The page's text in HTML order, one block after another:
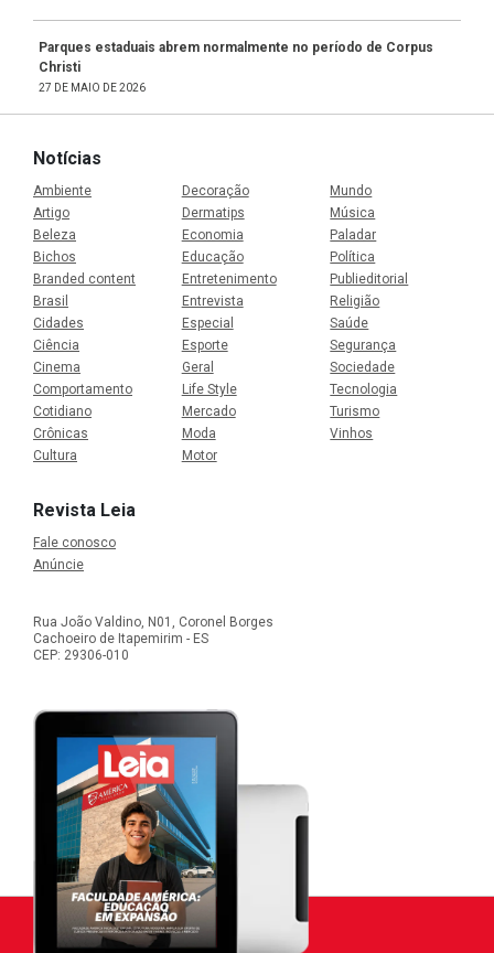
Parques estaduais abrem normalmente no período de Corpus
Christi
27 DE MAIO DE 2026
Notícias
Ambiente
Artigo
Beleza
Bichos
Branded content
Brasil
Cidades
Ciência
Cinema
Comportamento
Cotidiano
Crônicas
Cultura
Decoração
Dermatips
Economia
Educação
Entretenimento
Entrevista
Especial
Esporte
Geral
Life Style
Mercado
Moda
Motor
Mundo
Música
Paladar
Política
Publieditorial
Religião
Saúde
Segurança
Sociedade
Tecnologia
Turismo
Vinhos
Revista Leia
Fale conosco
Anúncie
Rua João Valdino, N01, Coronel Borges
Cachoeiro de Itapemirim - ES
CEP: 29306-010